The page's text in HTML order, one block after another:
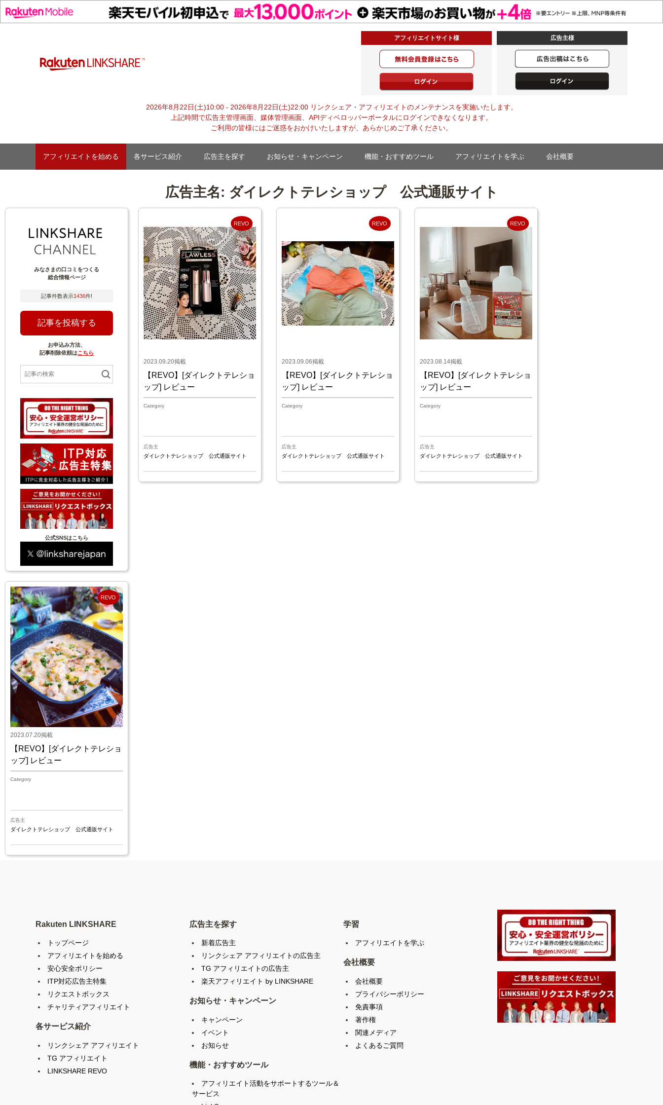
【1円からお支払い可能】アフィリエイトならリンクシェア・ジャパン
アフィリエイトサイト様 広告主様
2026年8月22日(土)10:00 - 2026年8月22日(土)22:00 リンクシェア・アフィリエイトのメンテナンスを実施いたします。
上記時間で広告主管理画面、媒体管理画面、APIディベロッパーポータルにログインできなくなります。
ご利用の皆様にはご迷惑をおかけいたしますが、あらかじめご了承ください。
アフィリエイトを始める 各サービス紹介 広告主を探す お知らせ・キャンペーン 機能・おすすめツール アフィリエイトを学ぶ 会社概要
広告主名: ダイレクトテレショップ 公式通販サイト
みなさまの口コミをつくる
総合情報ページ
記事件数表示1436件!
記事を投稿する
お申込み方法、
記事削除依頼はこちら
公式SNSはこちら
REVO
2023.09.20掲載
【REVO】[ダイレクトテレショ
ップ] レビュー
Category
広告主
ダイレクトテレショップ 公式通販サイト
REVO
2023.09.06掲載
【REVO】[ダイレクトテレショ
ップ] レビュー
Category
広告主
ダイレクトテレショップ 公式通販サイト
REVO
2023.08.14掲載
【REVO】[ダイレクトテレショ
ップ] レビュー
Category
広告主
ダイレクトテレショップ 公式通販サイト
REVO
2023.07.20掲載
【REVO】[ダイレクトテレショ
ップ] レビュー
Category
広告主
ダイレクトテレショップ 公式通販サイト
Rakuten LINKSHARE
トップページ
アフィリエイトを始める
安心安全ポリシー
ITP対応広告主特集
リクエストボックス
チャリティアフィリエイト
各サービス紹介
リンクシェア アフィリエイト
TG アフィリエイト
LINKSHARE REVO
広告主を探す
新着広告主
リンクシェア アフィリエイトの広告主
TG アフィリエイトの広告主
楽天アフィリエイト by LINKSHARE
お知らせ・キャンペーン
キャンペーン
イベント
お知らせ
機能・おすすめツール
アフィリエイト活動をサポートするツール＆
サービス
学習
アフィリエイトを学ぶ
会社概要
会社概要
プライバシーポリシー
免責事項
著作権
関連メディア
よくあるご質問